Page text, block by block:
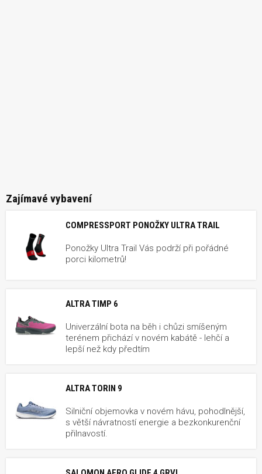
Zajímavé vybavení
COMPRESSPORT PONOŽKY ULTRA TRAIL
Ponožky Ultra Trail Vás podrží při pořádné
porci kilometrů!
ALTRA TIMP 6
Univerzální bota na běh i chůzi smíšeným
terénem přichází v novém kabátě - lehčí a
lepší než kdy předtím
ALTRA TORIN 9
Silniční objemovka v novém hávu, pohodlnější,
s větší návratností energie a bezkonkurenční
přilnavostí.